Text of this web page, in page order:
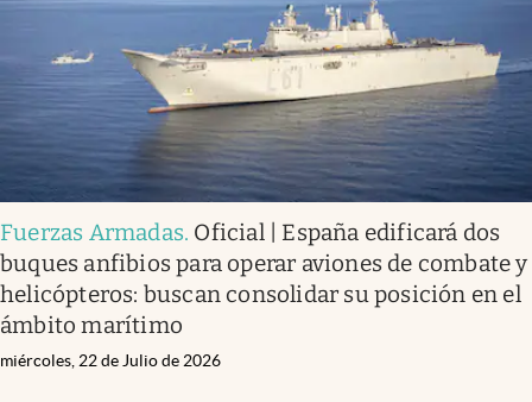
Fuerzas Armadas. Oficial | España edificará dos
buques anfibios para operar aviones de combate y
helicópteros: buscan consolidar su posición en el
ámbito marítimo
miércoles, 22 de Julio de 2026